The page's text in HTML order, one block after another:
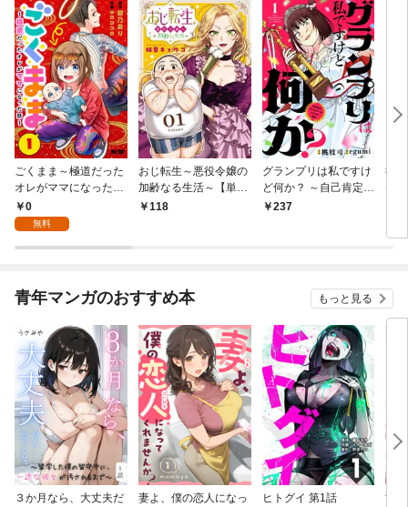
ごくまま～極道だった
オレがママになった話
～【単話】（１）
0
無料
おじ転生～悪役令嬢の
加齢なる生活～【単
話】（１）
118
グランプリは私ですけ
ど何か？ ～自己肯定モ
ンスターのミスコン無
237
後
は
青年マンガのおすすめ本 もっと見る
３か月なら、大丈夫だ
妻よ、僕の恋人になっ
ヒトグイ 第1話
世